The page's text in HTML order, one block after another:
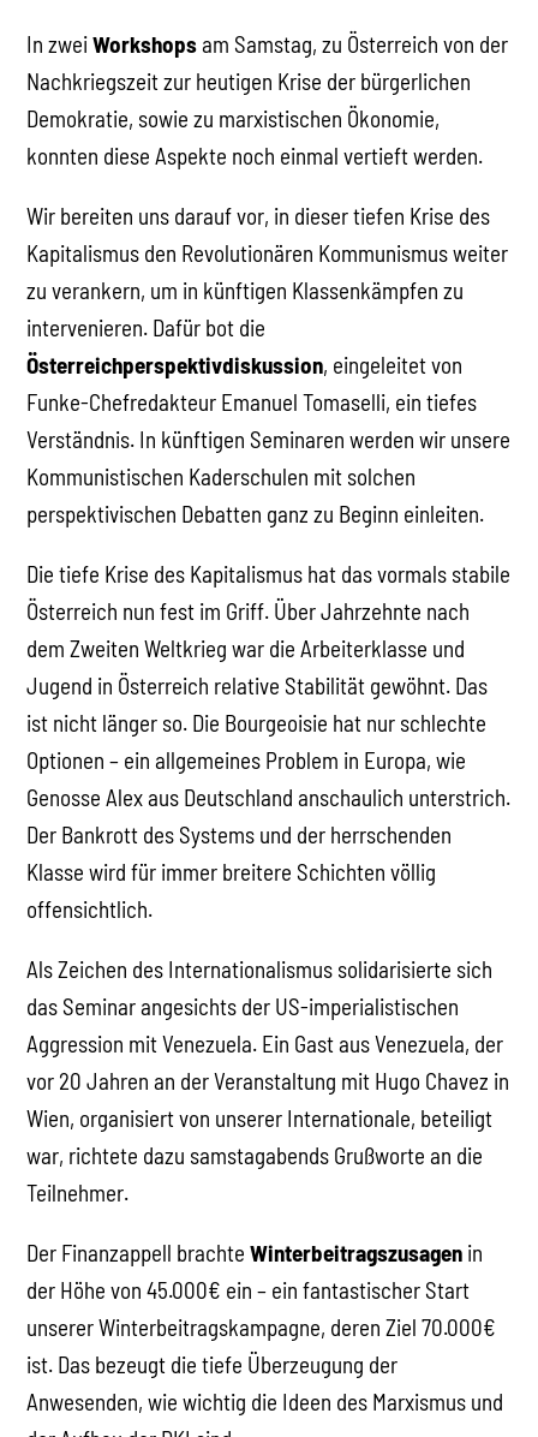
In zweiWorkshopsam Samstag, zu Österreich von der
Nachkriegszeit zur heutigen Krise der bürgerlichen
Demokratie, sowie zu marxistischen Ökonomie,
konnten diese Aspekte noch einmal vertieft werden.
Wir bereiten uns darauf vor, in dieser tiefen Krise des
Kapitalismus den Revolutionären Kommunismus weiter
zu verankern, um in künftigen Klassenkämpfen zu
intervenieren. Dafür bot die
Österreichperspektivdiskussion, eingeleitet von
Funke-Chefredakteur Emanuel Tomaselli, ein tiefes
Verständnis. In künftigen Seminaren werden wir unsere
Kommunistischen Kaderschulen mit solchen
perspektivischen Debatten ganz zu Beginn einleiten.
Die tiefe Krise des Kapitalismus hat das vormals stabile
Österreich nun fest im Griff. Über Jahrzehnte nach
dem Zweiten Weltkrieg war die Arbeiterklasse und
Jugend in Österreich relative Stabilität gewöhnt. Das
ist nicht länger so. Die Bourgeoisie hat nur schlechte
Optionen – ein allgemeines Problem in Europa, wie
Genosse Alex aus Deutschland anschaulich unterstrich.
Der Bankrott des Systems und der herrschenden
Klasse wird für immer breitere Schichten völlig
offensichtlich.
Als Zeichen des Internationalismus solidarisierte sich
das Seminar angesichts der US-imperialistischen
Aggression mit Venezuela. Ein Gast aus Venezuela, der
vor 20 Jahren an der Veranstaltung mit Hugo Chavez in
Wien, organisiert von unserer Internationale, beteiligt
war, richtete dazu samstagabends Grußworte an die
Teilnehmer.
Der Finanzappell brachteWinterbeitragszusagen in
der Höhe von 45.000€ ein – ein fantastischer Start
unserer Winterbeitragskampagne, deren Ziel 70.000€
ist. Das bezeugt die tiefe Überzeugung der
Anwesenden, wie wichtig die Ideen des Marxismus und